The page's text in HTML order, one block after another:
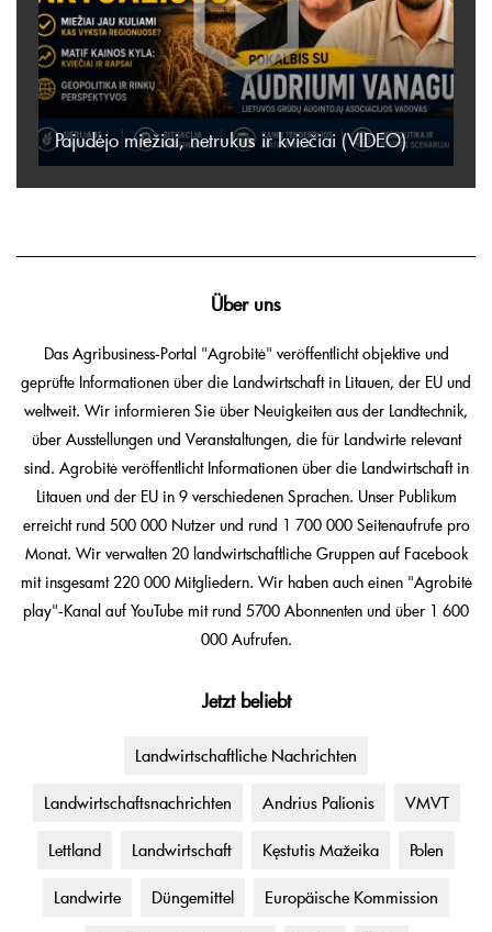
Pajudėjo miežiai, netrukus ir kviečiai (VIDEO)
Über uns
Das Agribusiness-Portal "Agrobitė" veröffentlicht objektive und
geprüfte Informationen über die Landwirtschaft in Litauen, der EU und
weltweit. Wir informieren Sie über Neuigkeiten aus der Landtechnik,
über Ausstellungen und Veranstaltungen, die für Landwirte relevant
sind. Agrobitė veröffentlicht Informationen über die Landwirtschaft in
Litauen und der EU in 9 verschiedenen Sprachen. Unser Publikum
erreicht rund 500 000 Nutzer und rund 1 700 000 Seitenaufrufe pro
Monat. Wir verwalten 20 landwirtschaftliche Gruppen auf Facebook
mit insgesamt 220 000 Mitgliedern. Wir haben auch einen "Agrobitė
play"-Kanal auf YouTube mit rund 5700 Abonnenten und über 1 600
000 Aufrufen.
Jetzt beliebt
Landwirtschaftliche Nachrichten
Landwirtschaftsnachrichten Andrius Palionis VMVT
Lettland Landwirtschaft Kęstutis Mažeika Polen
Landwirte Düngemittel Europäische Kommission